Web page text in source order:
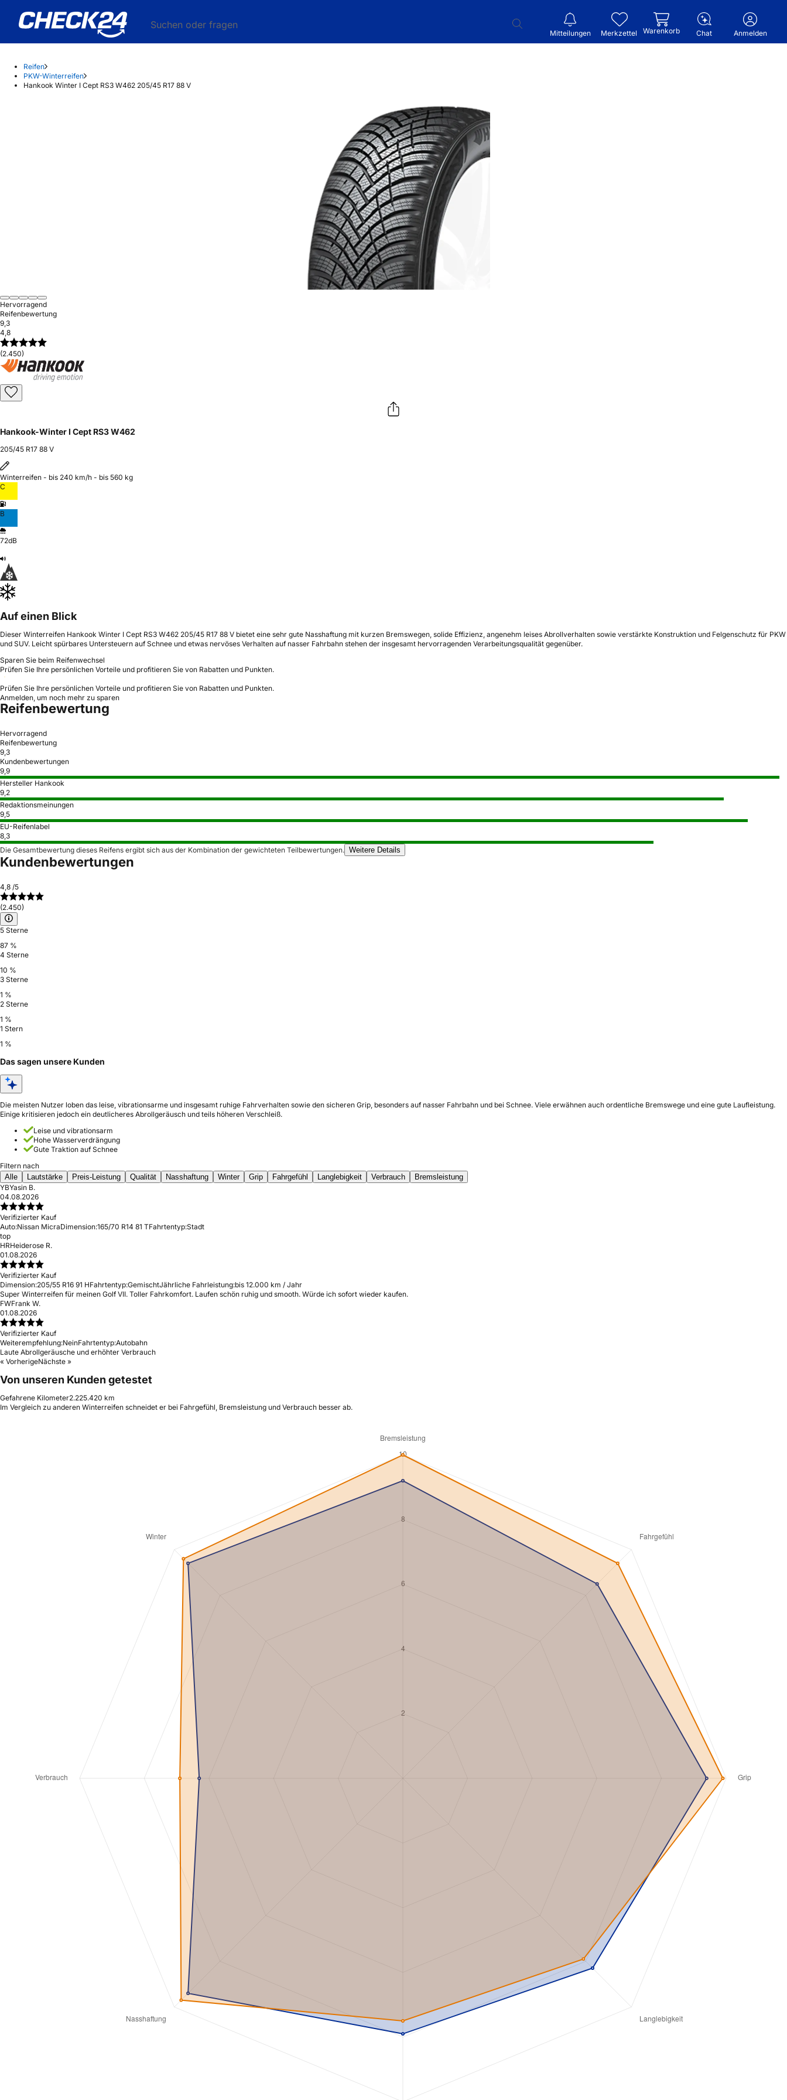
Suchen oder fragen
Mitteilungen Merkzettel Warenkorb Chat Anmelden
Reifen
PKW-Winterreifen
Hankook Winter I Cept RS3 W462 205/45 R17 88 V
Hervorragend
Reifenbewertung
9,3
4,8
(2.450)
Hankook-Winter I Cept RS3 W462
205/45 R17 88 V
Winterreifen - bis 240 km/h - bis 560 kg
C
B
72dB
Auf einen Blick
Dieser Winterreifen Hankook Winter I Cept RS3 W462 205/45 R17 88 V bietet eine sehr gute Nasshaftung mit kurzen Bremswegen, solide Effizienz, angenehm leises Abrollverhalten sowie verstärkte Konstruktion und Felgenschutz für PKW
und SUV. Leicht spürbares Untersteuern auf Schnee und etwas nervöses Verhalten auf nasser Fahrbahn stehen der insgesamt hervorragenden Verarbeitungsqualität gegenüber.
Sparen Sie beim Reifenwechsel
Prüfen Sie Ihre persönlichen Vorteile und profitieren Sie von Rabatten und Punkten.
Prüfen Sie Ihre persönlichen Vorteile und profitieren Sie von Rabatten und Punkten.
Anmelden, um noch mehr zu sparen
Reifenbewertung
Hervorragend
Reifenbewertung
9,3
Kundenbewertungen
9,9
Hersteller Hankook
9,2
Redaktionsmeinungen
9,5
EU-Reifenlabel
8,3
Die Gesamtbewertung dieses Reifens ergibt sich aus der Kombination der gewichteten Teilbewertungen. Weitere Details
Kundenbewertungen
4,8 /5
(2.450)
5 Sterne
87 %
4 Sterne
10 %
3 Sterne
1 %
2 Sterne
1 %
1 Stern
1 %
Das sagen unsere Kunden
Die meisten Nutzer loben das leise, vibrationsarme und insgesamt ruhige Fahrverhalten sowie den sicheren Grip, besonders auf nasser Fahrbahn und bei Schnee. Viele erwähnen auch ordentliche Bremswege und eine gute Laufleistung.
Einige kritisieren jedoch ein deutlicheres Abrollgeräusch und teils höheren Verschleiß.
Leise und vibrationsarm
Hohe Wasserverdrängung
Gute Traktion auf Schnee
Filtern nach
Alle
Lautstärke Preis-Leistung Qualität Nasshaftung Winter Grip Fahrgefühl Langlebigkeit Verbrauch
Bremsleistung
YBYasin B.
04.08.2026
Verifizierter Kauf
Auto:Nissan MicraDimension:165/70 R14 81 TFahrtentyp:Stadt
top
HRHeiderose R.
01.08.2026
Verifizierter Kauf
Dimension:205/55 R16 91 HFahrtentyp:GemischtJährliche Fahrleistung:bis 12.000 km / Jahr
Super Winterreifen für meinen Golf VII. Toller Fahrkomfort. Laufen schön ruhig und smooth. Würde ich sofort wieder kaufen.
FWFrank W.
01.08.2026
Verifizierter Kauf
Weiterempfehlung:NeinFahrtentyp:Autobahn
Laute Abrollgeräusche und erhöhter Verbrauch
« VorherigeNächste »
Von unseren Kunden getestet
Gefahrene Kilometer2.225.420 km
Im Vergleich zu anderen Winterreifen schneidet er bei Fahrgefühl, Bremsleistung und Verbrauch besser ab.